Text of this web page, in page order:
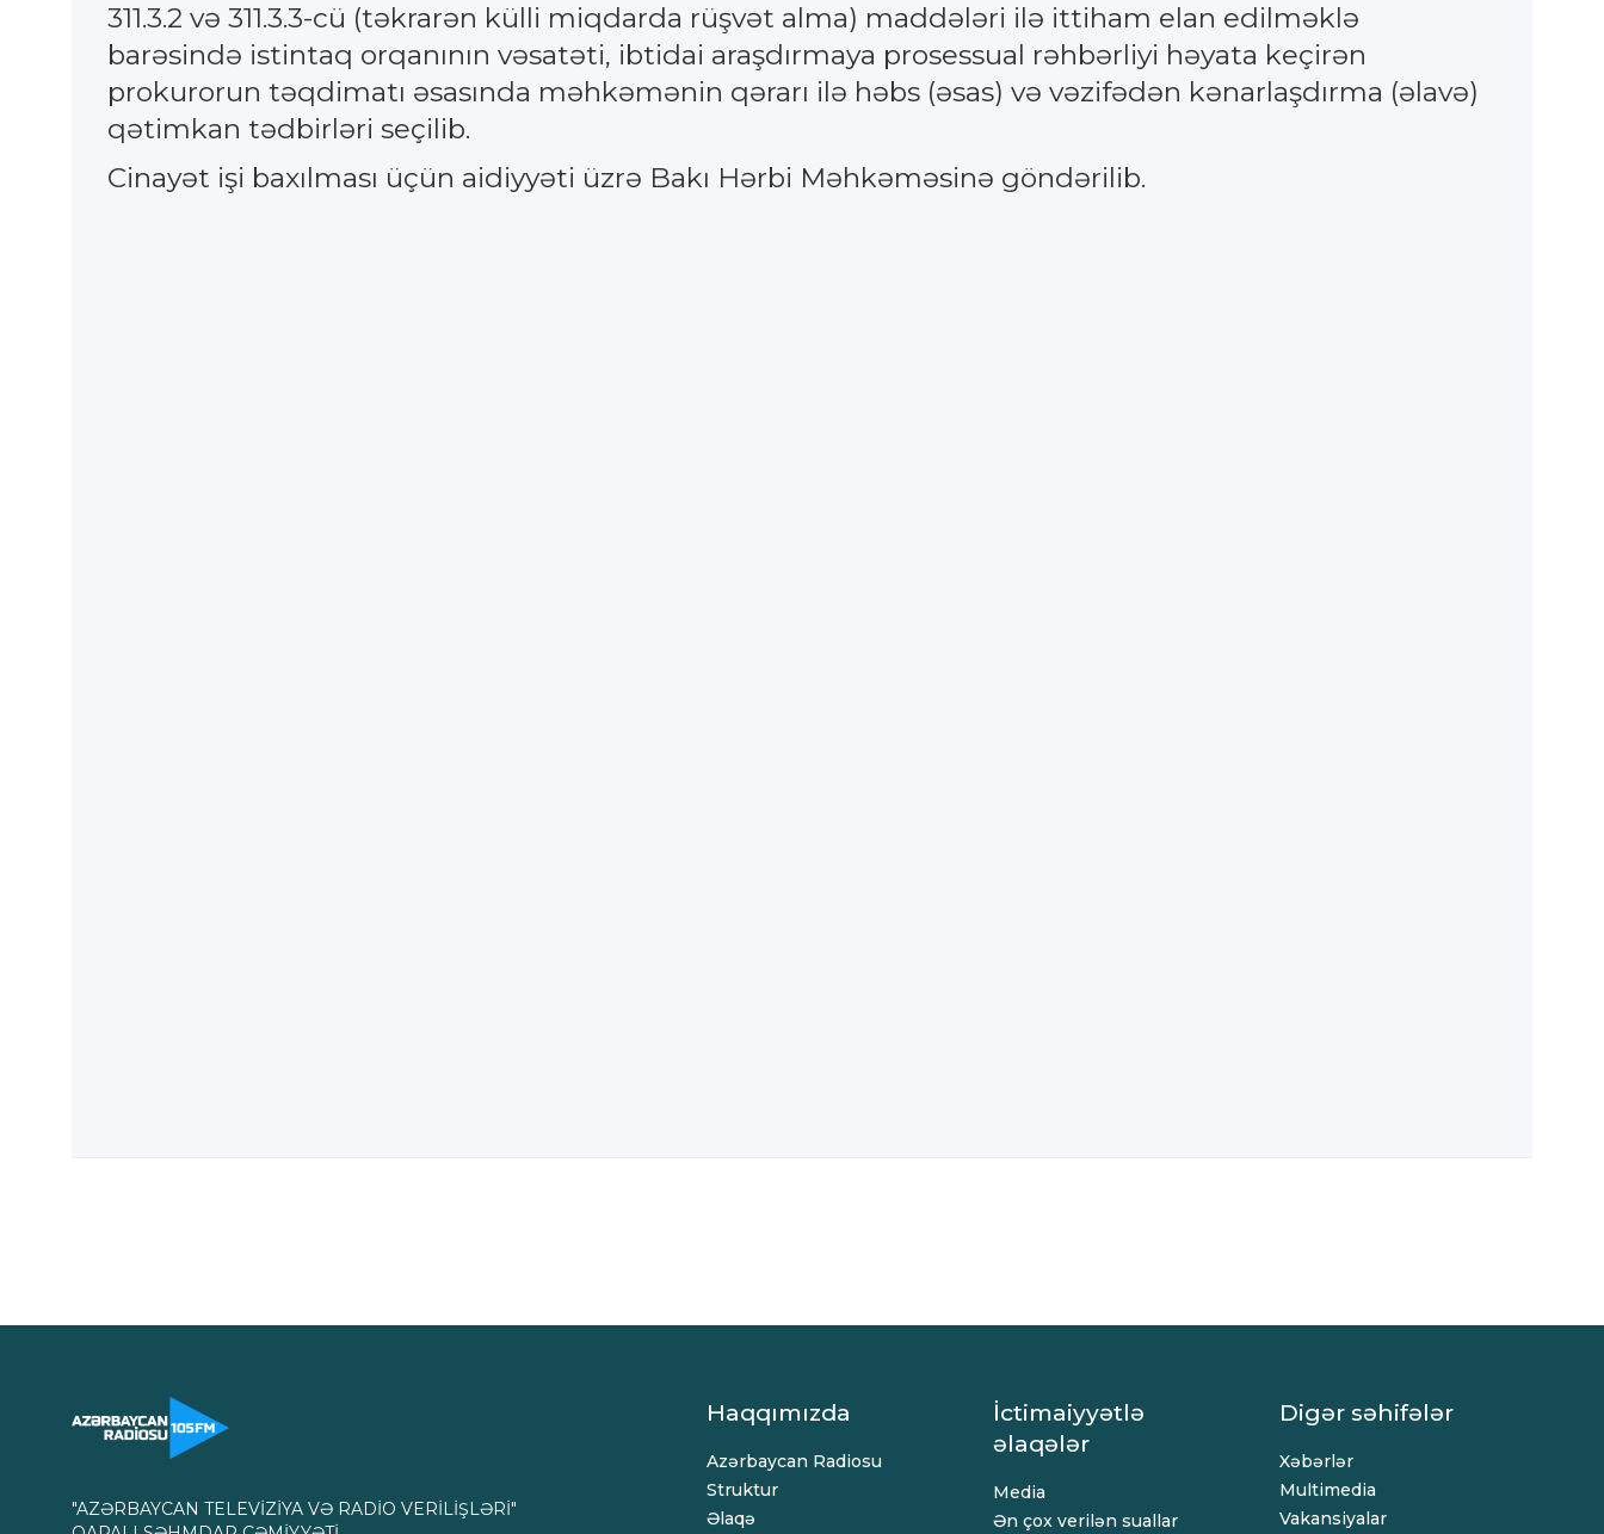
311.3.2 və 311.3.3-cü (təkrarən külli miqdarda rüşvət alma) maddələri ilə ittiham elan edilməklə
barəsində istintaq orqanının vəsatəti, ibtidai araşdırmaya prosessual rəhbərliyi həyata keçirən
prokurorun təqdimatı əsasında məhkəmənin qərarı ilə həbs (əsas) və vəzifədən kənarlaşdırma (əlavə)
qətimkan tədbirləri seçilib.
Cinayət işi baxılması üçün aidiyyəti üzrə Bakı Hərbi Məhkəməsinə göndərilib.
"AZƏRBAYCAN TELEVİZİYA VƏ RADİO VERİLİŞLƏRİ"
Haqqımızda
Azərbaycan Radiosu
Struktur
Əlaqə
İctimaiyyətlə
əlaqələr
Media
Ən çox verilən suallar
Digər səhifələr
Xəbərlər
Multimedia
Vakansiyalar